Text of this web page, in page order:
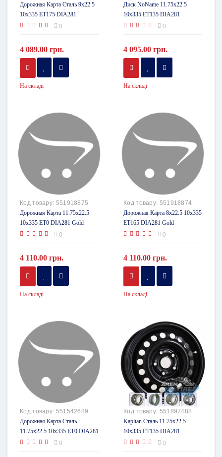
Дорожная Карта Сталь 9x22.5
10x335 ET175 DIA281
0
4 089.00 грн.
На складі
Диск NoName 11.75x22.5
10x335 ET135 DIA281
0
4 095.00 грн.
На складі
Код товару: 551918875
Дорожная Карта 11.75x22.5
10x335 ET0 DIA281 Gold
0
4 110.00 грн.
На складі
Код товару: 551918874
Дорожная Карта 8x22.5 10x335
ET165 DIA281 Gold
0
4 110.00 грн.
На складі
Код товару: 551542689
Дорожная Карта Сталь
11.75x22.5 10x335 ET0 DIA281
0
Код товару: 551897488
Kapitan Сталь 11.75x22.5
10x335 ET135 DIA281
0